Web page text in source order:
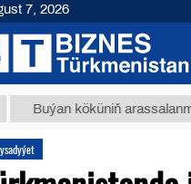
köküniň arassalanmadyk
7, 2026